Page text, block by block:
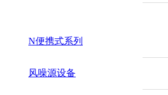
N便携式系列
风噪源设备